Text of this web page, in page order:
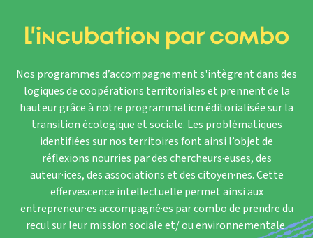
L’incubation par combo
Nos programmes d’accompagnement s'intègrent dans des
logiques de coopérations territoriales et prennent de la
hauteur grâce à notre programmation éditorialisée sur la
transition écologique et sociale. Les problématiques
identifiées sur nos territoires font ainsi l’objet de
réflexions nourries par des chercheurs·euses, des
auteur·ices, des associations et des citoyen·nes. Cette
effervescence intellectuelle permet ainsi aux
entrepreneur·es accompagné·es par combo de prendre du
recul sur leur mission sociale et/ ou environnementale.